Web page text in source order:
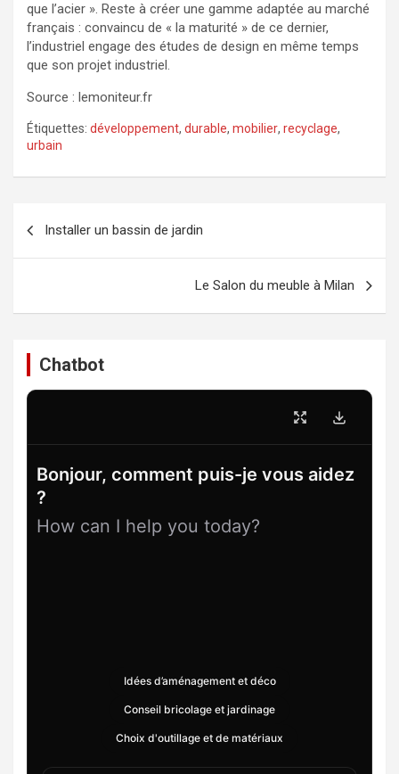
que l’acier ». Reste à créer une gamme adaptée au marché
français : convaincu de « la maturité » de ce dernier,
l’industriel engage des études de design en même temps
que son projet industriel.
Source : lemoniteur.fr
Étiquettes: développement, durable, mobilier, recyclage,
urbain
Installer un bassin de jardin
Le Salon du meuble à Milan
Chatbot
Bonjour, comment puis-je vous aidez
?
How can I help you today?
Idées d’aménagement et déco
Conseil bricolage et jardinage
Choix d'outillage et de matériaux